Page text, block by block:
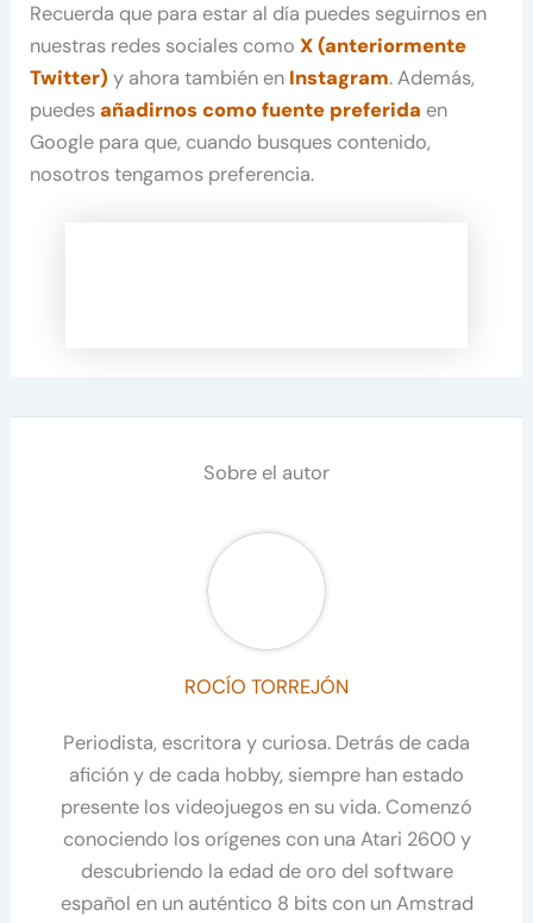
Recuerda que para estar al día puedes seguirnos en
nuestras redes sociales comoX (anteriormente
Twitter) y ahora también en Instagram. Además,
puedesañadirnos como fuente preferida en
Google para que, cuando busques contenido,
nosotros tengamos preferencia.
Sobre el autor
ROCÍO TORREJÓN
Periodista, escritora y curiosa. Detrás de cada
afición y de cada hobby, siempre han estado
presente los videojuegos en su vida. Comenzó
conociendo los orígenes con una Atari 2600 y
descubriendo la edad de oro del software
español en un auténtico 8 bits con un Amstrad